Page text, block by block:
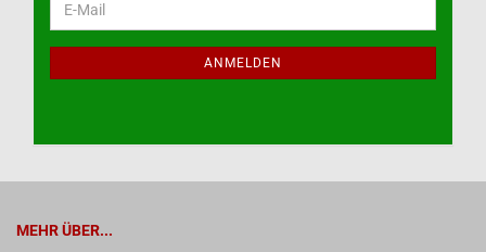
ZUR
E-
Mail
ANMELDEN
MEHR ÜBER...